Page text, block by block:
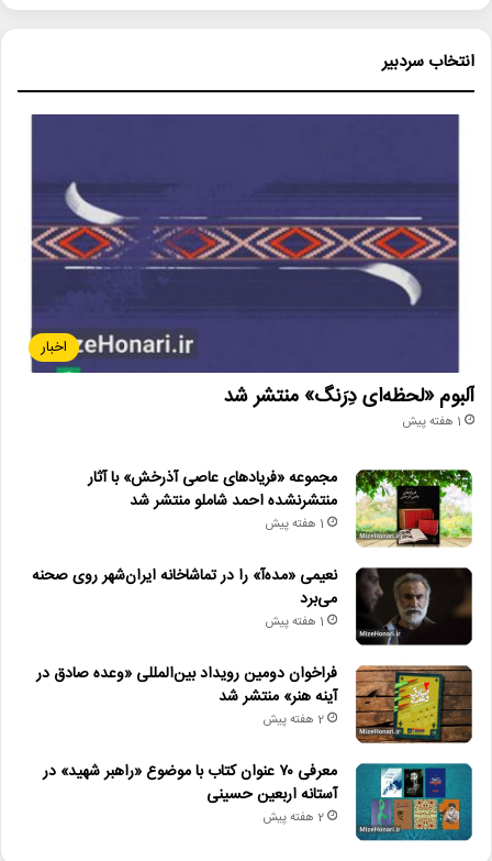
انتخاب سردبیر
اخبار
آلبوم «لحظه‌ای دِرَنگ» منتشر شد
1 هفته پیش
مجموعه «فریادهای عاصی آذرخش» با آثار
منتشرنشده احمد شاملو منتشر شد
1 هفته پیش
نعیمی «مده‌آ» را در تماشاخانه ایران‌شهر روی صحنه
می‌برد
1 هفته پیش
فراخوان دومین رویداد بین‌المللی «وعده صادق در
آینه هنر» منتشر شد
2 هفته پیش
معرفی ۷۰ عنوان کتاب با موضوع «راهبر شهید» در
آستانه اربعین حسینی
2 هفته پیش